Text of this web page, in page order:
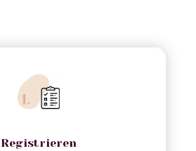
Registrieren